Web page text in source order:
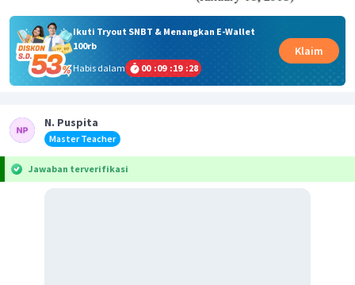
Ikuti Tryout SNBT & Menangkan E-Wallet
100rb
Habis dalam
00 :09 :19 :28
Klaim
N. Puspita
Master Teacher
Jawaban terverifikasi